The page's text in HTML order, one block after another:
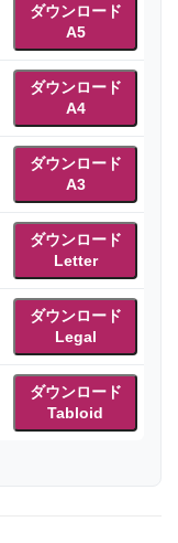
ダウンロード
A5
ダウンロード
A4
ダウンロード
A3
ダウンロード
Letter
ダウンロード
Legal
ダウンロード
Tabloid